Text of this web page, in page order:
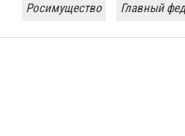
Росимущество Главный